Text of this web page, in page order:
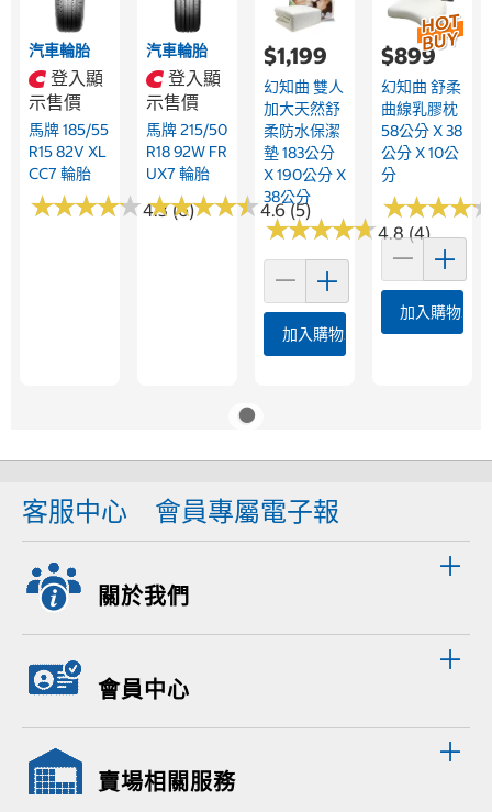
汽車輪胎
登入顯
示售價
馬牌 185/55
R15 82V XL
CC7 輪胎
★★★★★
★★★★★4.3 (6)
汽車輪胎
登入顯
示售價
馬牌 215/50
R18 92W FR
UX7 輪胎
★★★★★
★★★★★4.6 (5)
$1,199
幻知曲 雙人
加大天然舒
柔防水保潔
墊 183公分
X 190公分 X
38公分
★★★★★
★★★★★4.8 (4)
加入購物車
$899
幻知曲 舒柔
曲線乳膠枕
58公分 X 38
公分 X 10公
分
★★★★
★★★★
加入購物車
客服中心 會員專屬電子報
關於我們
會員中心
賣場相關服務